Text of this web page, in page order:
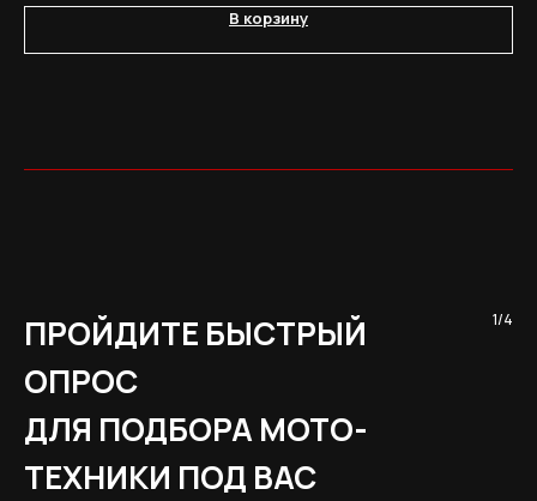
В корзину
ПРОЙДИТЕ БЫСТРЫЙ
ОПРОС
ДЛЯ ПОДБОРА МОТО-
ТЕХНИКИ ПОД ВАС
1/4